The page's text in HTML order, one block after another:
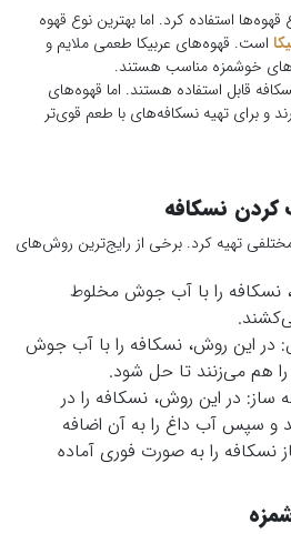
قهوه‌ها استفاده کرد. اما بهترین نوع قهوه
است. قهوه‌های عربیکا طعمی ملایم و
خوشمزه مناسب هستند.
قابل استفاده هستند. اما قهوه‌های
و برای تهیه نسکافه‌های با طعم قوی‌تر
نسکافه
تهیه کرد. برخی از رایج‌ترین روش‌های
نسکافه را با آب جوش مخلوط
این روش، نسکافه را با آب جوش
هم می‌زنند تا حل شود.
ساز: در این روش، نسکافه را در
و سپس آب داغ را به آن اضافه
نسکافه را به صورت فوری آماده